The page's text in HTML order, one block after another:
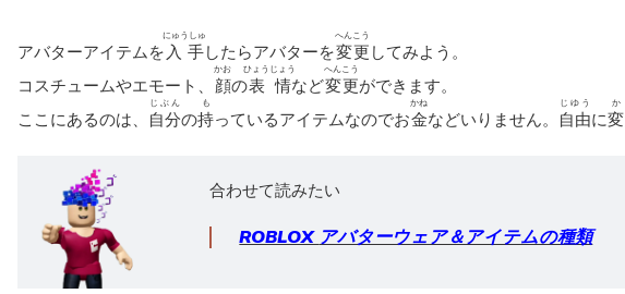
アバターアイテムを入手
にゅうしゅ
したらアバターを変更
へんこう
してみよう。
コスチュームやエモート、 顔
かお
の表情
ひょうじょう
など変更
へんこう
ができます。
ここにあるのは、 自分
じぶん
の持
も
っているアイテムなのでお金
かね
などいりません。 自由
じゆう
に変
か
合わせて読みたい
ROBLOX アバターウェア＆アイテムの種類